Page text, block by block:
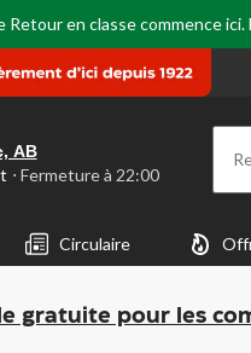
en classe commence
AB
⋅ Fermeture à 22:00
Circulaire
gratuite pour les